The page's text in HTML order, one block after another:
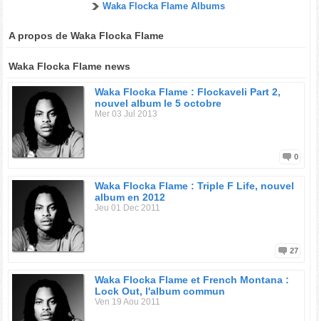
Waka Flocka Flame Albums
A propos de Waka Flocka Flame
Waka Flocka Flame news
Waka Flocka Flame : Flockaveli Part 2,
nouvel album le 5 octobre
Mer 03 Jul 2013
0
Waka Flocka Flame : Triple F Life, nouvel
album en 2012
Jeu 01 Dec 2011
27
Waka Flocka Flame et French Montana :
Lock Out, l'album commun
Ven 19 Aou 2011